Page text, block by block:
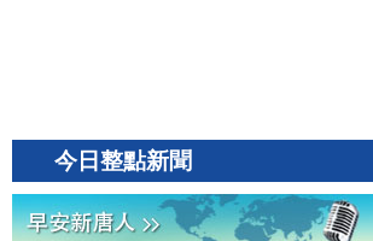
今日整點新聞